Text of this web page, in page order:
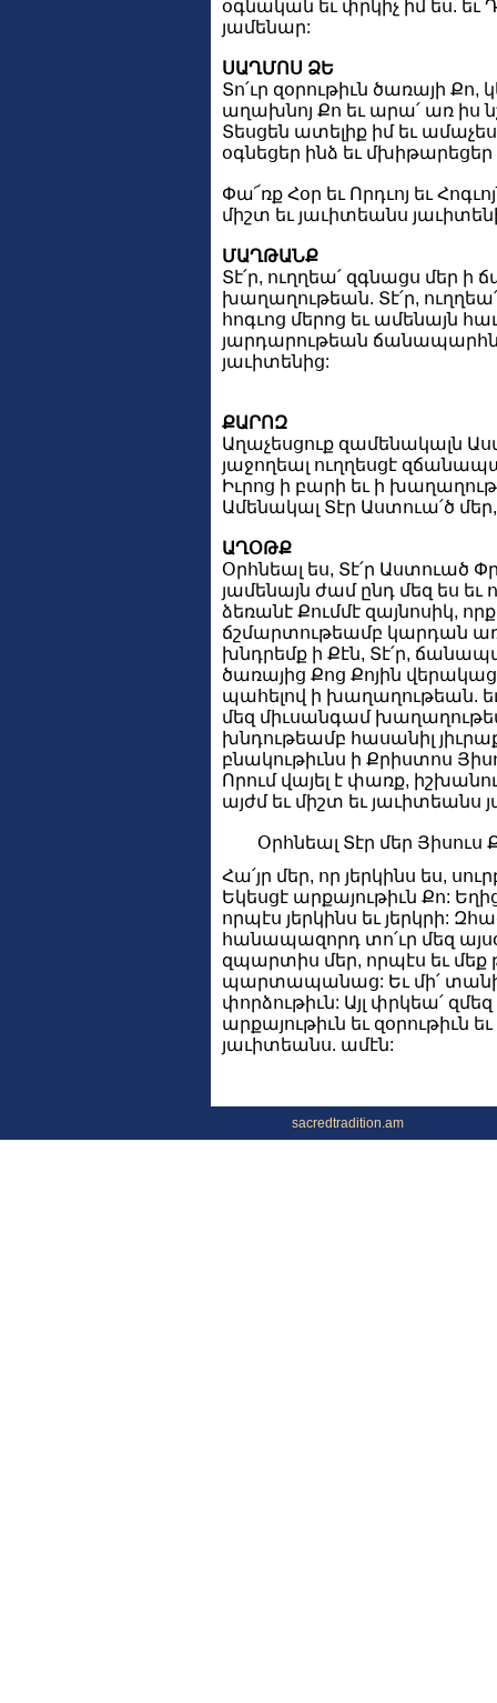
օգնական եւ փրկիչ իմ ես. եւ
յամենար:
ՍԱՂՄՈՍ ՁԵ
Տո՛ւր զօրութիւն ծառայի Քո,
աղախնոյ Քո եւ արա՛ առ իս
Տեսցեն ատելիք իմ եւ
օգնեցեր ինձ եւ մխիթարեցեր
Փա՜ռք Հօր եւ Որդւոյ եւ
միշտ եւ յաւիտեանս
ՄԱՂԹԱՆՔ
Տէ՛ր, ուղղեա՛ զգնացս մեր
խաղաղութեան. Տէ՛ր,
հոգւոց մերոց եւ ամենայն
յարդարութեան ճանապարհն
յաւիտենից:
ՔԱՐՈԶ
Աղաչեսցուք զամենակալն
յաջողեալ ուղղեսցէ
Իւրոց ի բարի եւ ի
Ամենակալ Տէր Աստուա՛ծ մեր,
ԱՂՕԹՔ
Օրհնեալ ես, Տէ՛ր Աստուած
յամենայն ժամ ընդ մեզ ես եւ
ձեռանէ Քումմէ զայնոսիկ,
ճշմարտութեամբ կարդան առ
խնդրեմք ի Քէն, Տէ՛ր,
ծառայից Քոց Քոյին
պահելով ի խաղաղութեան.
մեզ միւսանգամ
խնդութեամբ հասանիլ
բնակութիւնս ի Քրիստոս
Որում վայել է փառք,
այժմ եւ միշտ եւ յաւիտեանս
Օրհնեալ Տէր մեր Յիսուս
Հա՛յր մեր, որ յերկինս ես,
Եկեսցէ արքայութիւն Քո:
որպէս յերկինս եւ յերկրի:
հանապազորդ տո՛ւր մեզ
զպարտիս մեր, որպէս եւ մեք
պարտապանաց: Եւ մի՛
փորձութիւն: Այլ փրկեա՛
արքայութիւն եւ զօրութիւն
յաւիտեանս. ամէն:
sacredtradition.am